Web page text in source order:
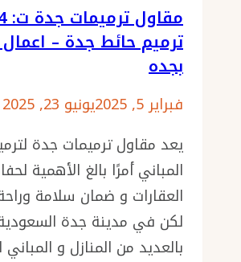
ترميم حائط جدة – اعمال
بجده
فبراير 5, 2025
يونيو 23, 2025
يعد مقاول ترميمات جدة
المباني أمرًا بالغ الأهمية
العقارات و ضمان سلامة
لكن في مدينة جدة
بالعديد من المنازل و المباني